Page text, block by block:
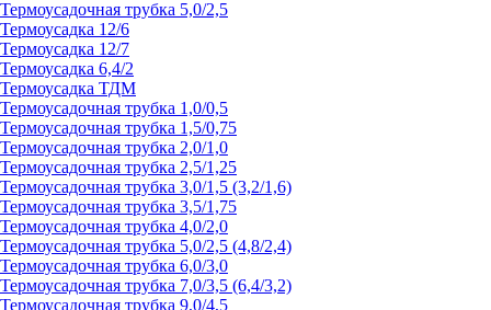
Термоусадочная трубка 5,0/2,5
Термоусадка 12/6
Термоусадка 12/7
Термоусадка 6,4/2
Термоусадка ТДМ
Термоусадочная трубка 1,0/0,5
Термоусадочная трубка 1,5/0,75
Термоусадочная трубка 2,0/1,0
Термоусадочная трубка 2,5/1,25
Термоусадочная трубка 3,0/1,5 (3,2/1,6)
Термоусадочная трубка 3,5/1,75
Термоусадочная трубка 4,0/2,0
Термоусадочная трубка 5,0/2,5 (4,8/2,4)
Термоусадочная трубка 6,0/3,0
Термоусадочная трубка 7,0/3,5 (6,4/3,2)
Термоусадочная трубка 9,0/4,5